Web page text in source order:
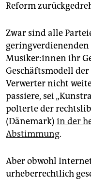
Reform
Zwar sind alle
Musiker:innen ihr
Geschäftsmodell
Verwerter nicht
passiere, sei
polterte der
(Dänemark) in der
Abstimmung.
Aber obwohl
urheberrechtlich